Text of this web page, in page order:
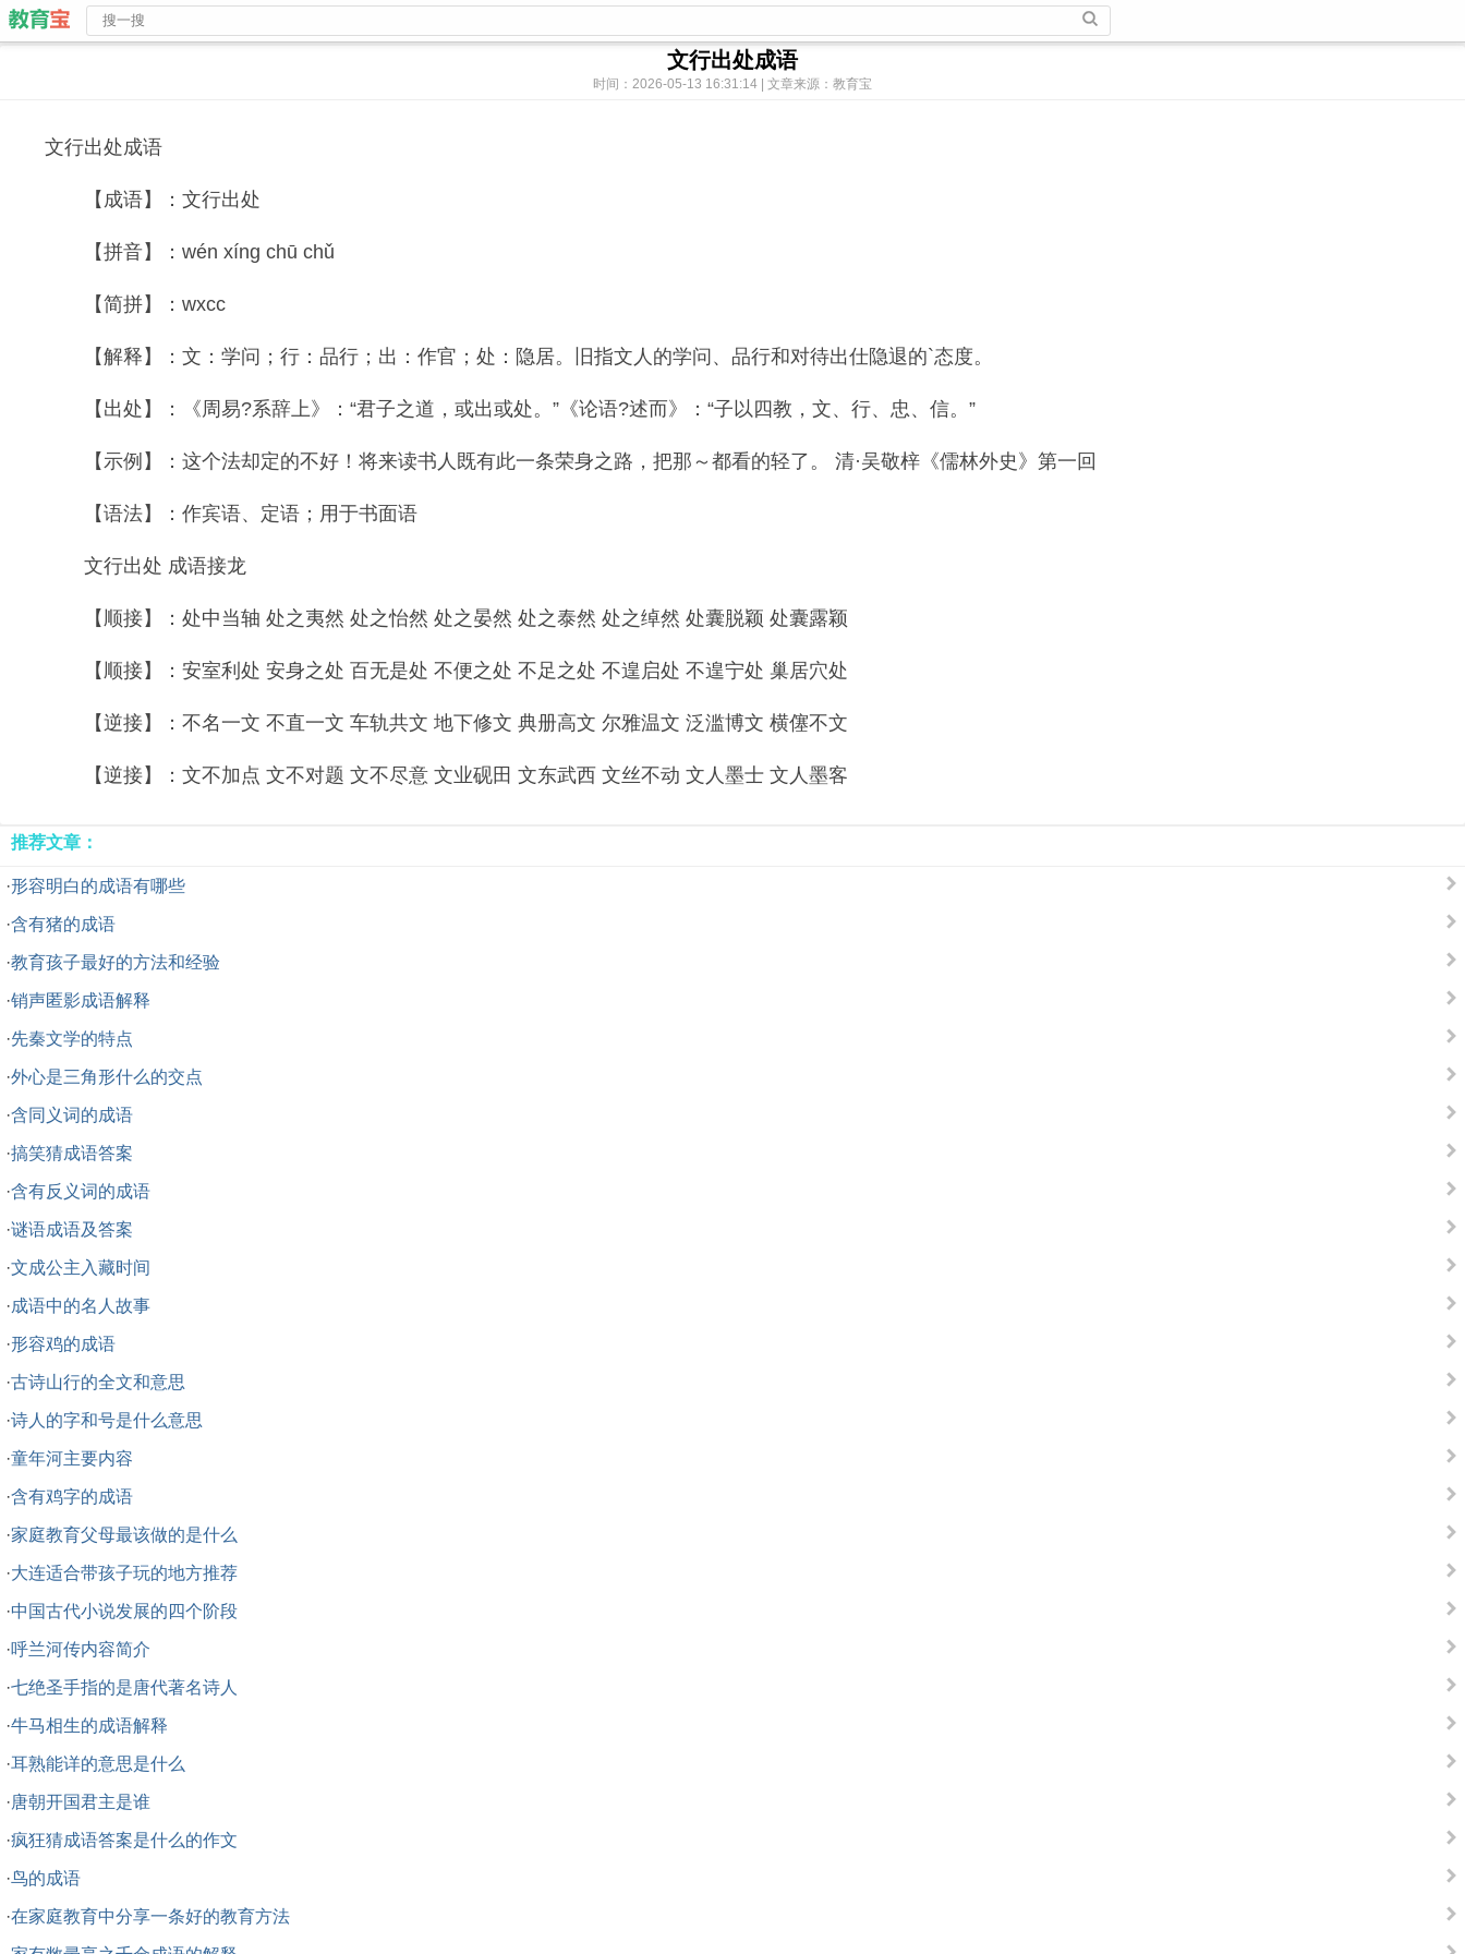
文行出处成语
时间：2026-05-13 16:31:14 | 文章来源：教育宝
文行出处成语
【成语】：文行出处
【拼音】：wén xíng chū chǔ
【简拼】：wxcc
【解释】：文：学问；行：品行；出：作官；处：隐居。旧指文人的学问、品行和对待出仕隐退的`态度。
【出处】：《周易?系辞上》：“君子之道，或出或处。”《论语?述而》：“子以四教，文、行、忠、信。”
【示例】：这个法却定的不好！将来读书人既有此一条荣身之路，把那～都看的轻了。 清·吴敬梓《儒林外史》第一回
【语法】：作宾语、定语；用于书面语
文行出处 成语接龙
【顺接】：处中当轴 处之夷然 处之怡然 处之晏然 处之泰然 处之绰然 处囊脱颖 处囊露颖
【顺接】：安室利处 安身之处 百无是处 不便之处 不足之处 不遑启处 不遑宁处 巢居穴处
【逆接】：不名一文 不直一文 车轨共文 地下修文 典册高文 尔雅温文 泛滥博文 横僿不文
【逆接】：文不加点 文不对题 文不尽意 文业砚田 文东武西 文丝不动 文人墨士 文人墨客
推荐文章：
·形容明白的成语有哪些
·含有猪的成语
·教育孩子最好的方法和经验
·销声匿影成语解释
·先秦文学的特点
·外心是三角形什么的交点
·含同义词的成语
·搞笑猜成语答案
·含有反义词的成语
·谜语成语及答案
·文成公主入藏时间
·成语中的名人故事
·形容鸡的成语
·古诗山行的全文和意思
·诗人的字和号是什么意思
·童年河主要内容
·含有鸡字的成语
·家庭教育父母最该做的是什么
·大连适合带孩子玩的地方推荐
·中国古代小说发展的四个阶段
·呼兰河传内容简介
·七绝圣手指的是唐代著名诗人
·牛马相生的成语解释
·耳熟能详的意思是什么
·唐朝开国君主是谁
·疯狂猜成语答案是什么的作文
·鸟的成语
·在家庭教育中分享一条好的教育方法